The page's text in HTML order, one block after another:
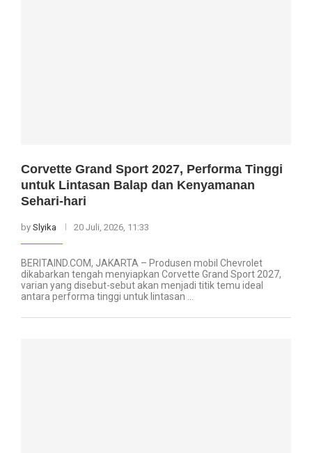
Corvette Grand Sport 2027, Performa Tinggi
untuk Lintasan Balap dan Kenyamanan
Sehari-hari
by Slyika 20 Juli, 2026, 11:33
BERITAIND.COM, JAKARTA – Produsen mobil Chevrolet
dikabarkan tengah menyiapkan Corvette Grand Sport 2027,
varian yang disebut-sebut akan menjadi titik temu ideal
antara performa tinggi untuk lintasan …